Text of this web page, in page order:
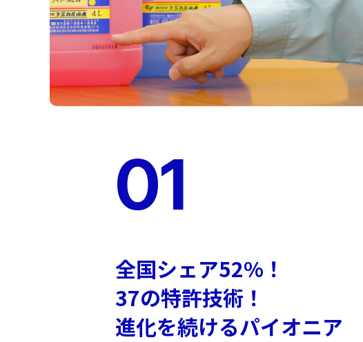
01
全国シェア52%！
37の特許技術！
進化を続けるパイオニア